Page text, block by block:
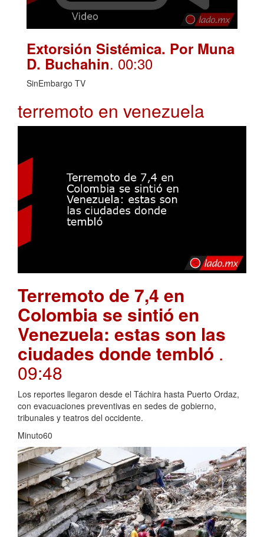
Extorsión Sistémica. Por Muna
D. Buchahin. 00:30
SinEmbargo TV
terremoto en venezuela
Terremoto de 7,4 en
Colombia se sintió en
Venezuela: estas son las
ciudades donde tembló .
09:48
Los reportes llegaron desde el Táchira hasta Puerto Ordaz,
con evacuaciones preventivas en sedes de gobierno,
tribunales y teatros del occidente.
Minuto60